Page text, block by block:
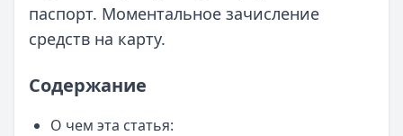
паспорт. Моментальное зачисление
средств на карту.
Содержание
О чем эта статья: